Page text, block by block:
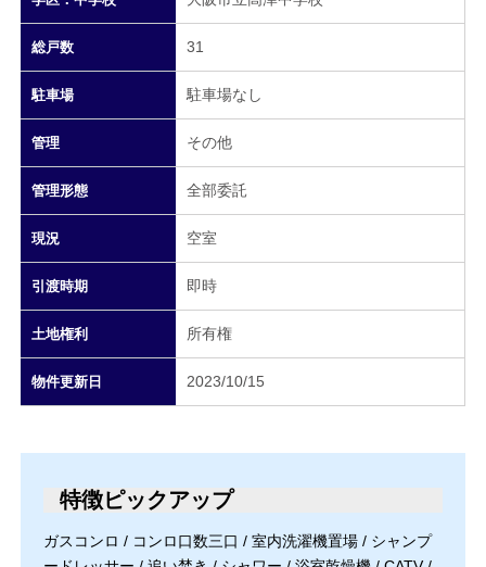
総戸数 31
駐車場 駐車場なし
管理 その他
管理形態 全部委託
現況 空室
引渡時期 即時
土地権利 所有権
物件更新日 2023/10/15
特徴ピックアップ
ガスコンロ / コンロ口数三口 / 室内洗濯機置場 / シャンプ